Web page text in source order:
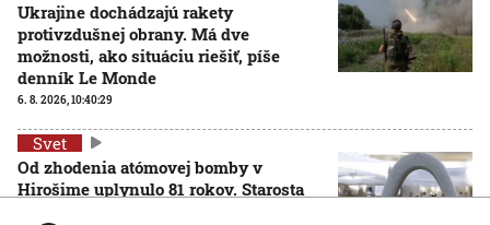
Ukrajine dochádzajú rakety
protivzdušnej obrany. Má dve
možnosti, ako situáciu riešiť, píše
denník Le Monde
6. 8. 2026, 10:40:29
Svet
Od zhodenia atómovej bomby v
Hirošime uplynulo 81 rokov. Starosta